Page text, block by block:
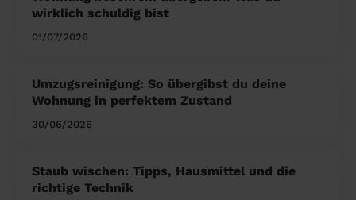
wirklich schuldig bist
01/07/2026
Umzugsreinigung: So übergibst du deine
Wohnung in perfektem Zustand
30/06/2026
Staub wischen: Tipps, Hausmittel und die
richtige Technik